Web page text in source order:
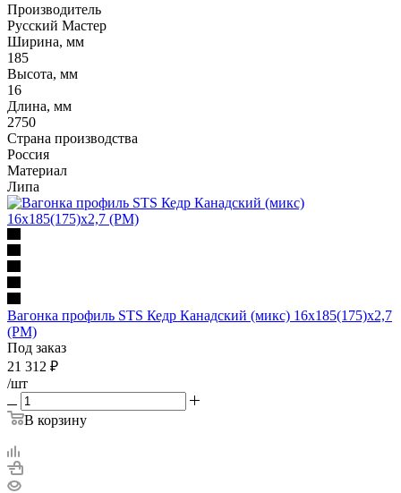
Производитель
Русский Мастер
Ширина, мм
185
Высота, мм
16
Длина, мм
2750
Страна производства
Россия
Материал
Липа
Вагонка профиль STS Кедр Канадский (микс) 16х185(175)х2,7
(РМ)
Под заказ
21 312 ₽
/шт
В корзину